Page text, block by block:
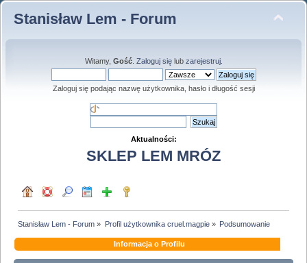
Stanisław Lem - Forum
Witamy, Gość. Zaloguj sięlub zarejestruj.
Zaloguj się podając nazwę użytkownika, hasło i długość sesji
Aktualności:
SKLEP LEM MRÓZ
Stanisław Lem - Forum » Profil użytkownika cruel.magpie» Podsumowanie
Informacja o Profilu